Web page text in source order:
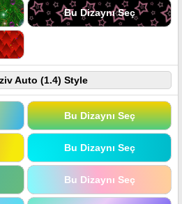
Bu Dizaynı Seç
Auto (1.4) Style
Bu Dizaynı Seç
Bu Dizaynı Seç
Bu Dizaynı Seç